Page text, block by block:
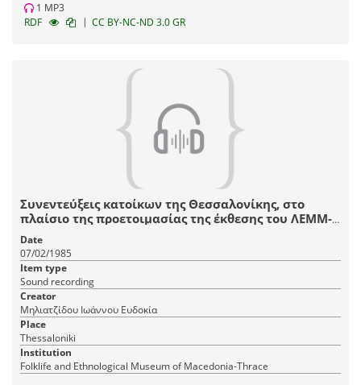
1 MP3
RDF
| CC BY-NC-ND 3.0 GR
Συνεντεύξεις κατοίκων της Θεσσαλονίκης, στο
πλαίσιο της προετοιμασίας της έκθεσης του ΛΕΜΜ-
Θ "Αστικό Σπίτι Θεσσαλονίκης, 1880-1912".
Date
07/02/1985
Item type
Sound recording
Creator
Μηλιατζίδου Ιωάννου Ευδοκία
Place
Thessaloniki
Institution
Fοlklife and Ethnological Museum of Macedonia-Thrace